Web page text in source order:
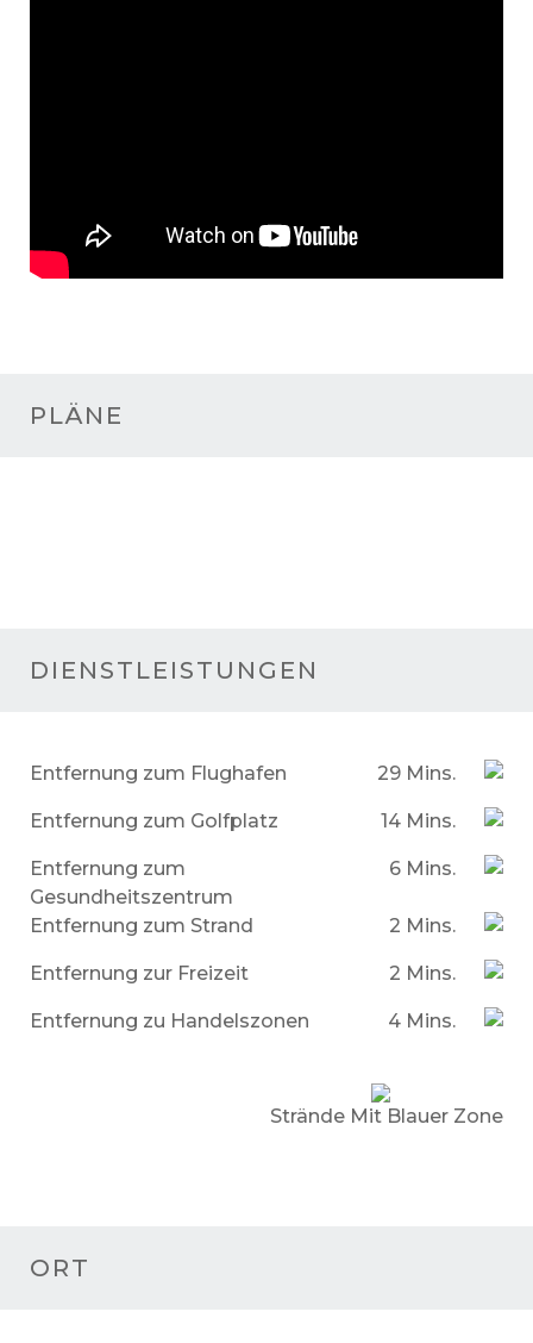
PLÄNE
DIENSTLEISTUNGEN
Entfernung zum Flughafen 29 Mins.
Entfernung zum Golfplatz 14 Mins.
Entfernung zum
Gesundheitszentrum
6 Mins.
Entfernung zum Strand 2 Mins.
Entfernung zur Freizeit 2 Mins.
Entfernung zu Handelszonen 4 Mins.
Strände Mit Blauer Zone
ORT